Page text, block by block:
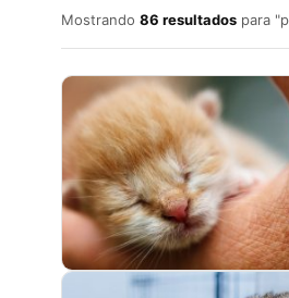
Mostrando 86 resultados para